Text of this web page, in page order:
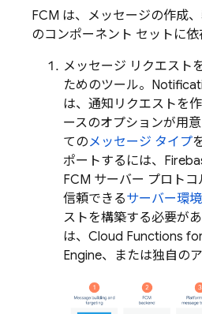
FCM は、メッセージの作成
のコンポーネント セットに依
メッセージ リクエスト
ためのツール。
は、通知リクエストを
ースのオプションが用
てのメッセージ タイプ
ポートするには、
FCM サーバー プロトコ
信頼できるサーバー環境
ストを構築する必要が
は、Cloud Functions for
Engine、または独自の